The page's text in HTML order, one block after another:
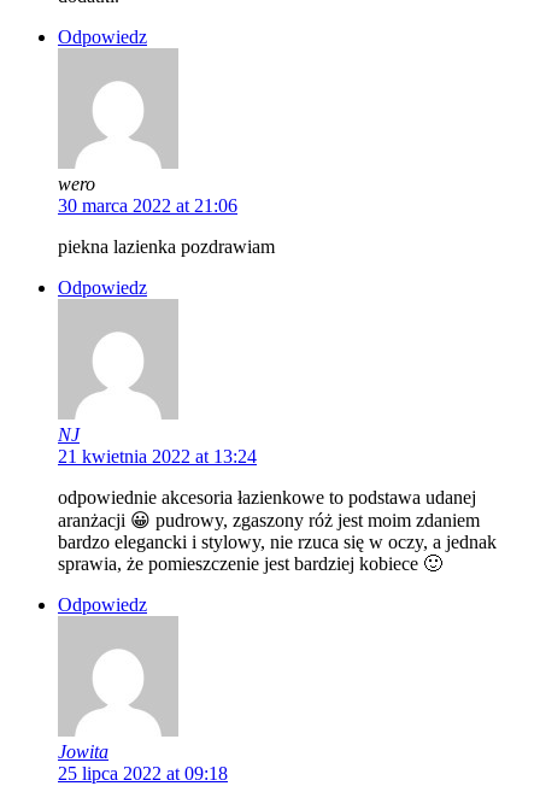
Odpowiedz
wero
30 marca 2022 at 21:06
piekna lazienka pozdrawiam
Odpowiedz
NJ
21 kwietnia 2022 at 13:24
odpowiednie akcesoria łazienkowe to podstawa udanej
aranżacji 😀 pudrowy, zgaszony róż jest moim zdaniem
bardzo elegancki i stylowy, nie rzuca się w oczy, a jednak
sprawia, że pomieszczenie jest bardziej kobiece 🙂
Odpowiedz
Jowita
25 lipca 2022 at 09:18